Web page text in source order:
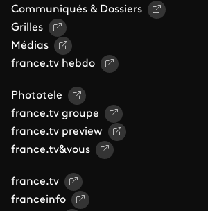
Communiqués & Dossiers
Grilles
Médias
france.tv hebdo
Phototele
france.tv groupe
france.tv preview
france.tv&vous
france.tv
franceinfo